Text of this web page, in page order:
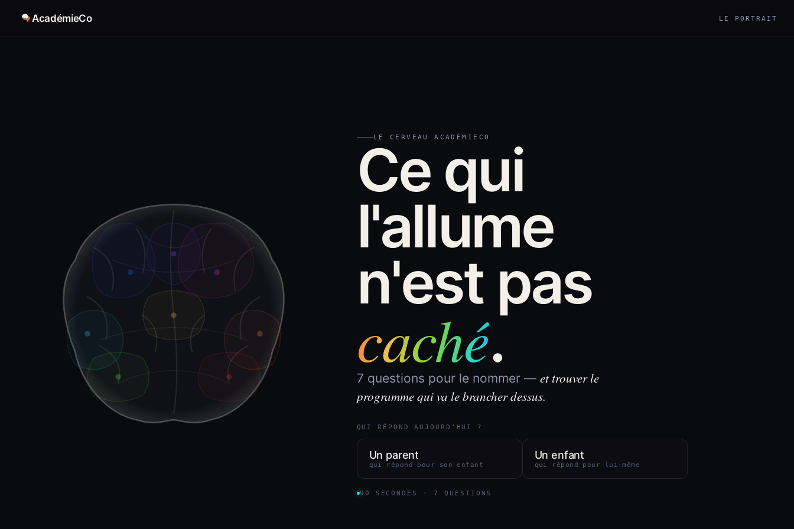
AcadémieCo LE PORTRAIT
LE CERVEAU ACADÉMIECO
Ce qui
l'allume
n'est pas
caché.
7 questions pour le nommer — et trouver le
programme qui va le brancher dessus.
QUI RÉPOND AUJOURD'HUI ?
Un parent
qui répond pour son enfant
Un enfant
qui répond pour lui-même
90 SECONDES · 7 QUESTIONS